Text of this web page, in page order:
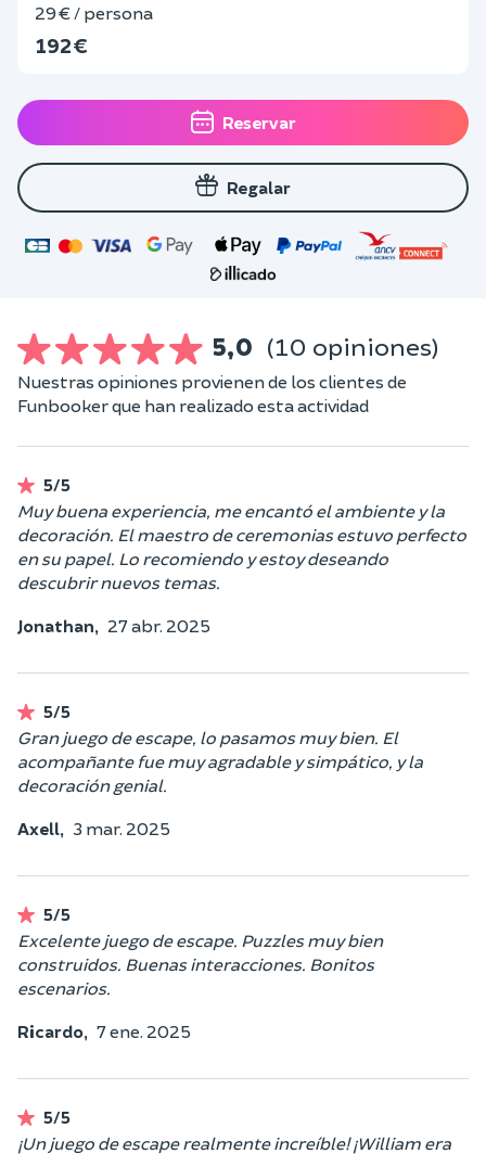
29 € / persona
192 €
Reservar
Regalar
5,0 (10 opiniones)
Nuestras opiniones provienen de los clientes de
Funbooker que han realizado esta actividad
5/5
Muy buena experiencia, me encantó el ambiente y la
decoración. El maestro de ceremonias estuvo perfecto
en su papel. Lo recomiendo y estoy deseando
descubrir nuevos temas.
Jonathan, 27 abr. 2025
5/5
Gran juego de escape, lo pasamos muy bien. El
acompañante fue muy agradable y simpático, y la
decoración genial.
Axell, 3 mar. 2025
5/5
Excelente juego de escape. Puzzles muy bien
construidos. Buenas interacciones. Bonitos
escenarios.
Ricardo, 7 ene. 2025
5/5
¡Un juego de escape realmente increíble! ¡William era